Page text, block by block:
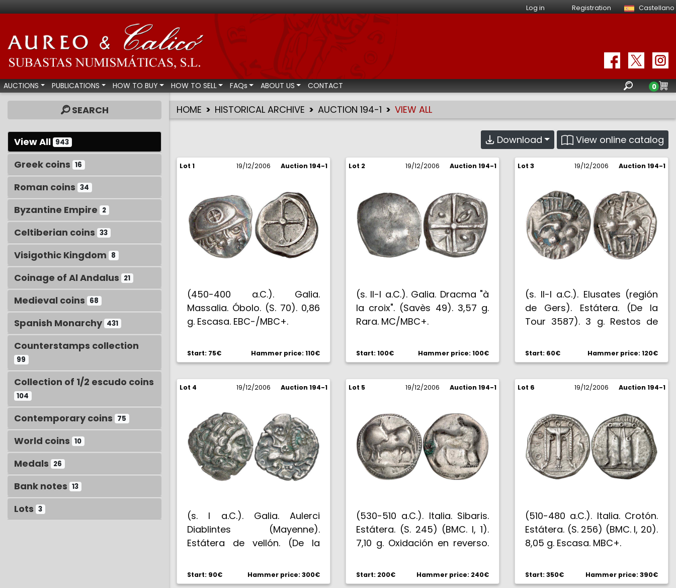
Log in Registration Castellano
Aureo & Calicó - Numismatic auctions
AUCTIONS PUBLICATIONS HOW TO BUY HOW TO SELL FAQs ABOUT US CONTACT 0
SEARCH
View All 943
Greek coins 16
Roman coins 34
Byzantine Empire 2
Celtiberian coins 33
Visigothic Kingdom 8
Coinage of Al Andalus 21
Medieval coins 68
Spanish Monarchy 431
Counterstamps collection
99
Collection of 1/2 escudo coins
104
Contemporary coins 75
World coins 10
Medals 26
Bank notes 13
Lots 3
HOME HISTORICAL ARCHIVE AUCTION 194-1 VIEW ALL
Download View online catalog
Lot 1 19/12/2006 Auction 194-1
(450-400 a.C.). Galia.
Massalia. Óbolo. (S. 70). 0,86
g. Escasa. EBC-/MBC+.
Start: 75€ Hammer price: 110€
Lot 2 19/12/2006 Auction 194-1
(s. II-I a.C.). Galia. Dracma "à
la croix". (Savès 49). 3,57 g.
Rara. MC/MBC+.
Start: 100€ Hammer price: 100€
Lot 3 19/12/2006 Auction 194-1
(s. II-I a.C.). Elusates (región
de Gers). Estátera. (De la
Tour 3587). 3 g. Restos de
Start: 60€ Hammer price: 120€
Lot 4 19/12/2006 Auction 194-1
(s. I a.C.). Galia. Aulerci
Diablintes (Mayenne).
Estátera de vellón. (De la
6,20 g. Escasa. MBC.
Start: 90€ Hammer price: 300€
Lot 5 19/12/2006 Auction 194-1
(530-510 a.C.). Italia. Sibaris.
Estátera. (S. 245) (BMC. I, 1).
7,10 g. Oxidación en reverso.
Start: 200€ Hammer price: 240€
Lot 6 19/12/2006 Auction 194-1
(510-480 a.C.). Italia. Crotón.
Estátera. (S. 256) (BMC. I, 20).
8,05 g. Escasa. MBC+.
Start: 350€ Hammer price: 390€